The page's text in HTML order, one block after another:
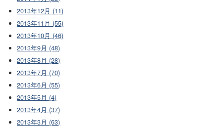
2013年12月 (11)
2013年11月 (55)
2013年10月 (46)
2013年9月 (48)
2013年8月 (28)
2013年7月 (70)
2013年6月 (55)
2013年5月 (4)
2013年4月 (37)
2013年3月 (63)